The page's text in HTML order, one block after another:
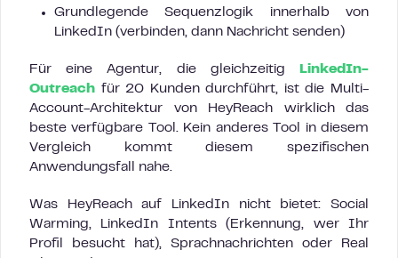
Grundlegende Sequenzlogik innerhalb von
LinkedIn (verbinden, dann Nachricht senden)
Für eine Agentur, die gleichzeitig
LinkedIn-
Outreach für 20 Kunden durchführt, ist die Multi-
Account-Architektur von HeyReach wirklich das
beste verfügbare Tool. Kein anderes Tool in diesem
Vergleich kommt diesem spezifischen
Anwendungsfall nahe.
Was HeyReach auf LinkedIn nicht bietet: Social
Warming, LinkedIn Intents (Erkennung, wer Ihr
Profil besucht hat), Sprachnachrichten oder Real